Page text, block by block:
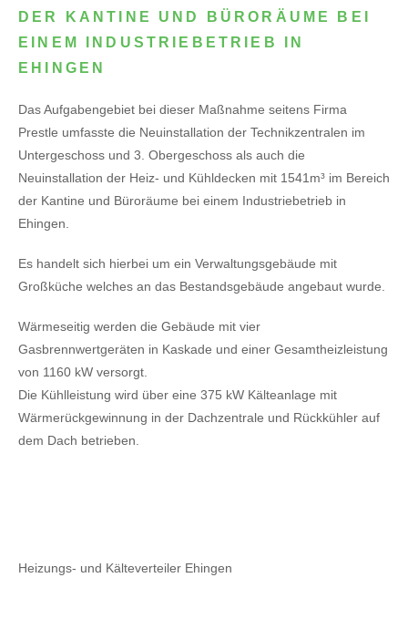
DER KANTINE UND BÜRORÄUME BEI
EINEM INDUSTRIEBETRIEB IN
EHINGEN
Das Aufgabengebiet bei dieser Maßnahme seitens Firma
Prestle umfasste die Neuinstallation der Technikzentralen im
Untergeschoss und 3. Obergeschoss als auch die
Neuinstallation der Heiz- und Kühldecken mit 1541m³ im Bereich
der Kantine und Büroräume bei einem Industriebetrieb in
Ehingen.
Es handelt sich hierbei um ein Verwaltungsgebäude mit
Großküche welches an das Bestandsgebäude angebaut wurde.
Wärmeseitig werden die Gebäude mit vier
Gasbrennwertgeräten in Kaskade und einer Gesamtheizleistung
von 1160 kW versorgt.
Die Kühlleistung wird über eine 375 kW Kälteanlage mit
Wärmerückgewinnung in der Dachzentrale und Rückkühler auf
dem Dach betrieben.
Heizungs- und Kälteverteiler Ehingen